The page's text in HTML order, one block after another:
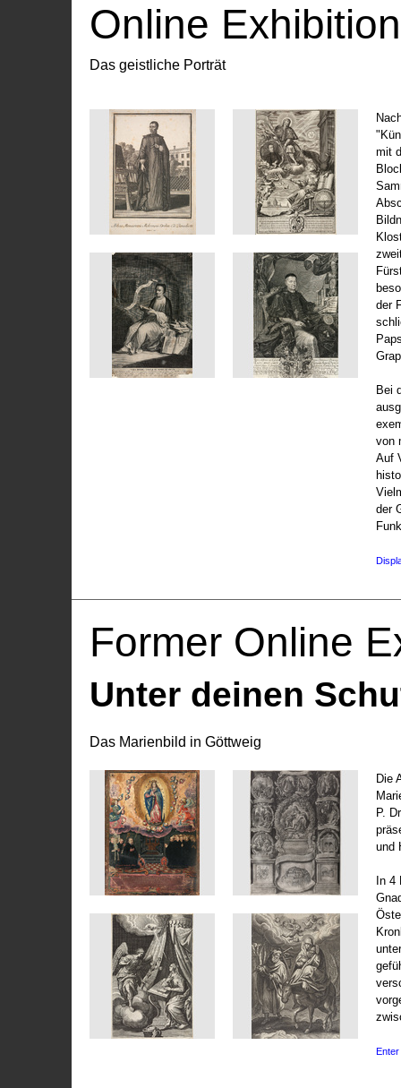
Online
Das geistliche Porträt
mit
der
Bei
von
Auf
der
Former Online
Unter deinen
Das Marienbild in Göttweig
Die
P.
und
In 4
Enter